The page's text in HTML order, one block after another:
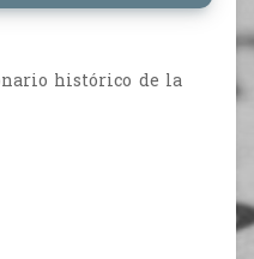
histórico de la